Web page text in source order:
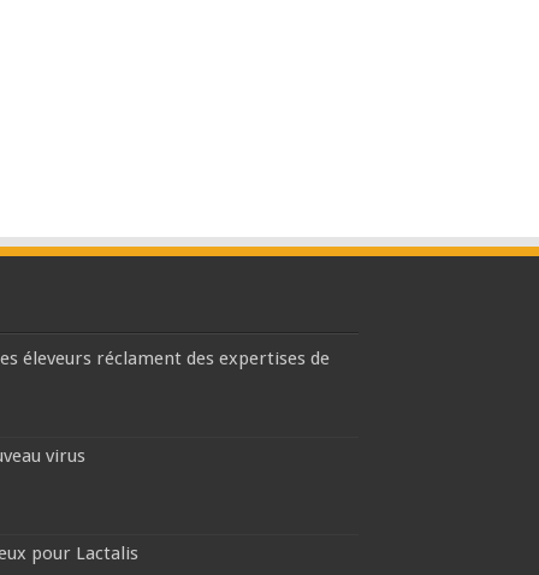
éleveurs réclament des expertises de
virus
pour Lactalis